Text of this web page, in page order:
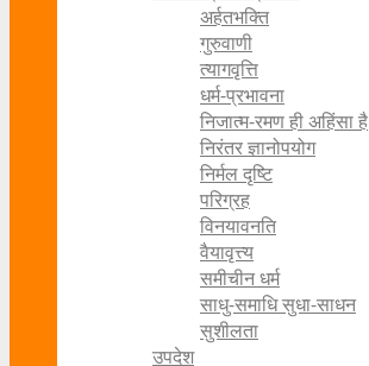
अर्हतभक्ति
गुरुवाणी
त्यागवृत्ति
धर्म-प्रभावना
निजात्म-रमण ही अहिंसा है
निरंतर ज्ञानोपयोग
निर्मल दृष्टि
परिग्रह
विनयावनति
वैयावृत्त्य
समीचीन धर्म
साधु-समाधि सुधा-साधन
सुशीलता
उपदेश